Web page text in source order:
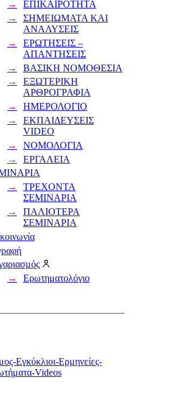
ΕΠΙΚΑΙΡΟΤΗΤΑ
ΣΗΜΕΙΩΜΑΤΑ ΚΑΙ
ΑΝΑΛΥΣΕΙΣ
ΕΡΩΤΗΣΕΙΣ –
ΑΠΑΝΤΗΣΕΙΣ
ΒΑΣΙΚΗ ΝΟΜΟΘΕΣΙΑ
ΕΞΩΤΕΡΙΚΗ
ΑΡΘΡΟΓΡΑΦΙΑ
ΗΜΕΡΟΛΟΓΙΟ
ΕΚΠΑΙΔΕΥΣΕΙΣ
VIDEO
ΝΟΜΟΛΟΓΙΑ
ΕΡΓΑΛΕΙΑ
ΤΡΕΧΟΝΤΑ
ΣΕΜΙΝΑΡΙΑ
ΠΑΛΙΟΤΕΡΑ
ΣΕΜΙΝΑΡΙΑ
Ερωτηματολόγιο
Εγκύκλιοι-Ερμηνείες-
Videos